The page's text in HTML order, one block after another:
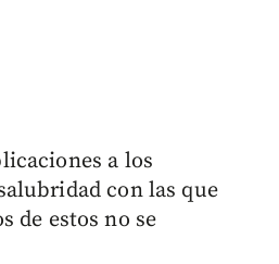
a los
con las que
de estos no se